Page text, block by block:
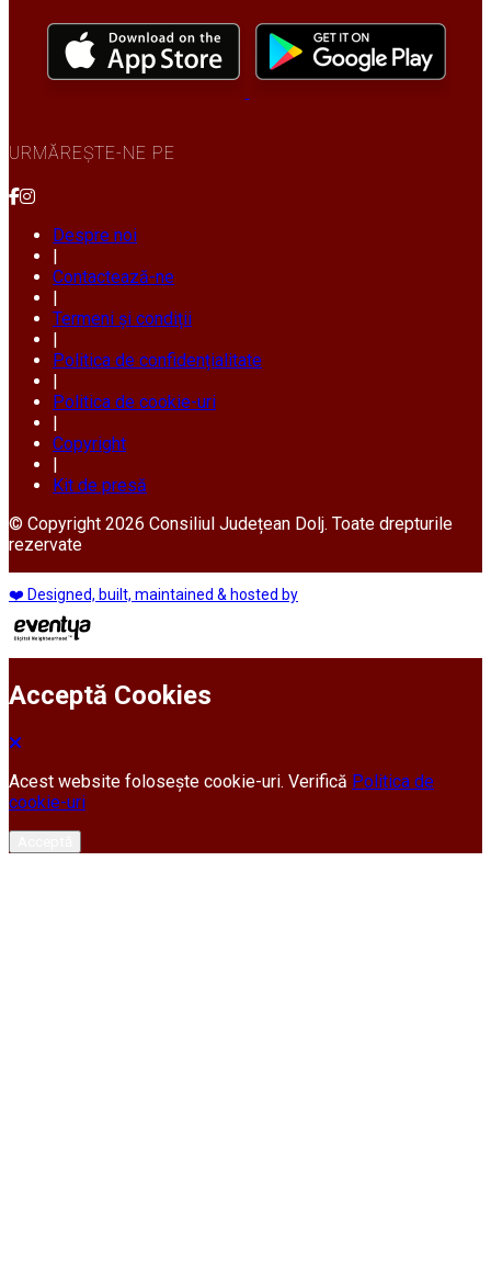
URMĂREȘTE-NE PE
Despre noi
Contactează-ne
Termeni și condiții
Politica de confidențialitate
Politica de cookie-uri
Copyright
Kit de presă
© Copyright 2026 Consiliul Județean Dolj. Toate drepturile
rezervate
❤️ Designed, built, maintained & hosted by
Acceptă Cookies
Acest website folosește cookie-uri. Verifică Politica de
cookie-uri